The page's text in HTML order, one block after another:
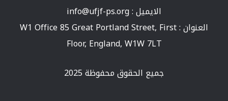
الايميل :info@ufjf-ps.org
العنوان : W1 Office 85 Great Portland Street, First
Floor, England, W1W 7LT
جميع الحقوق محفوظة 2025